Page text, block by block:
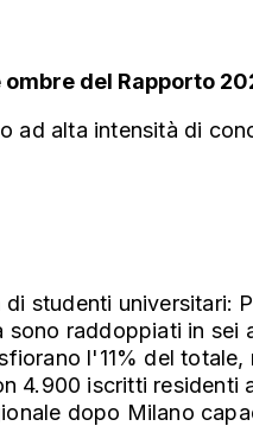
del Rapporto
ad alta intensità di
studenti
raddoppiati in sei
l'11% del
4.900 iscritti residenti
dopo Milano